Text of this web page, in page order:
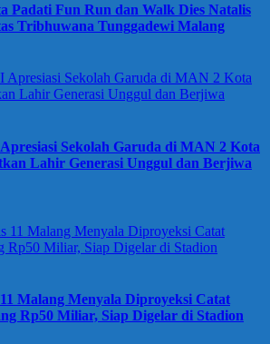
Padati Fun Run dan Walk Dies Natalis
Tribhuwana Tunggadewi Malang
Sekolah Garuda di MAN 2 Kota
Lahir Generasi Unggul dan Berjiwa
Malang Menyala Diproyeksi Catat
Rp50 Miliar, Siap Digelar di Stadion